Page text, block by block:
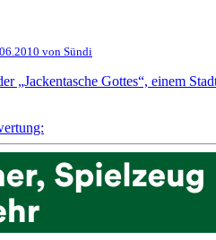
von Sündi
„Jackentasche Gottes“, einem